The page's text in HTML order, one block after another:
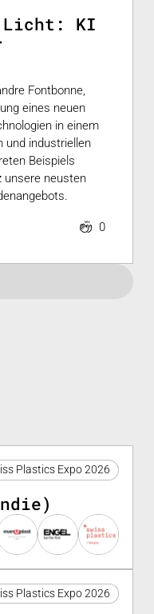
Licht: KI
Fontbonne,
eines neuen
in einem
und industriellen
Beispiels
unsere neusten
0
Plastics Expo 2026
Plastics Expo 2026